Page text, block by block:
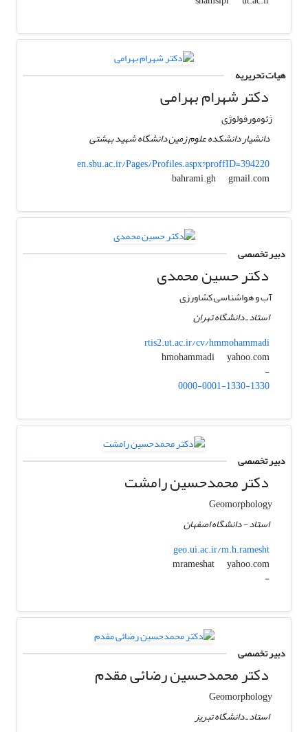
هیات تحریریه
دکتر شهرام بهرامی
ژئومورفولوژی
دانشیار دانشکده علوم زمین دانشگاه شهید بهشتی
en.sbu.ac.ir/Pages/Profiles.aspx?proffID=394220
bahrami.gh
gmail.com
دبیر تخصصی
دکتر حسین محمدی
آب و هواشناسی کشاورزی
استاد ـ دانشگاه تهران
rtis2.ut.ac.ir/cv/hmmohammadi
hmohammadi
yahoo.com
-
0000-0001-1330-1330
دبیر تخصصی
دکتر محمدحسین رامشت
Geomorphology
استاد - دانشگاه اصفهان
geo.ui.ac.ir/m.h.ramesht
mrameshat
yahoo.com
-
دبیر تخصصی
دکتر محمدحسین رضائی مقدم
Geomorphology
استاد ـ دانشگاه تبریز